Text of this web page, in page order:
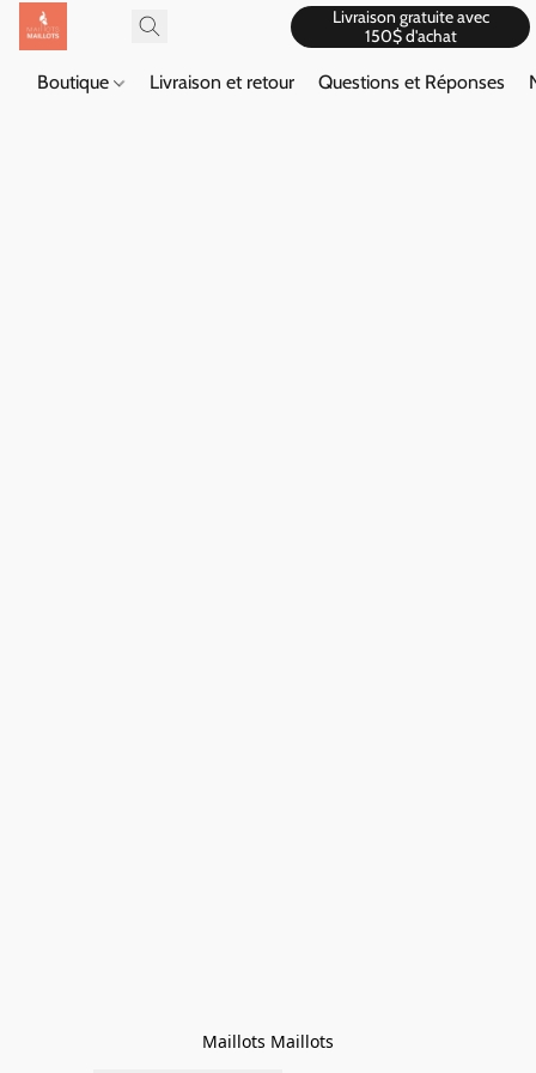
Livraison gratuite avec
150$ d'achat
Boutique Livraison et retour Questions et Réponses
Maillots Maillots